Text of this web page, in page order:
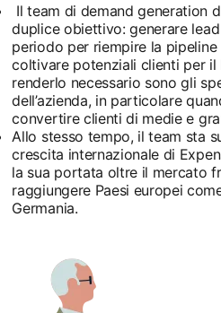
Il team di demand generation
duplice obiettivo: generare
periodo per riempire la
coltivare potenziali clienti per il
renderlo necessario sono gli
dell’azienda, in particolare
convertire clienti di medie e
Allo stesso tempo, il team sta
crescita internazionale di
la sua portata oltre il mercato
raggiungere Paesi europei
Germania.